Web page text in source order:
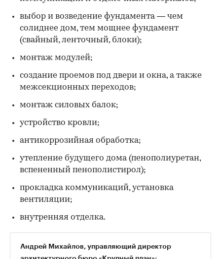
выбор и возведение фундамента — чем
солиднее дом, тем мощнее фундамент
(свайный, ленточный, блоки);
монтаж модулей;
создание проемов под двери и окна, а также
межсекционных переходов;
монтаж силовых балок;
устройство кровли;
антикоррозийная обработка;
утепление будущего дома (пенополиуретан,
вспененный пенополистирол);
прокладка коммуникаций, установка
вентиляции;
внутренняя отделка.
Андрей Михайлов, управляющий директор